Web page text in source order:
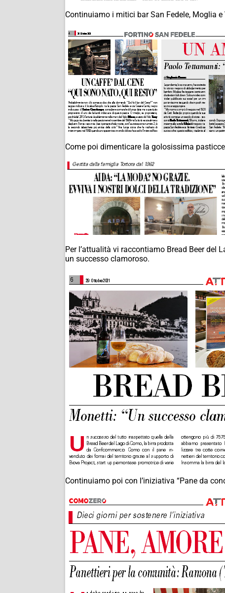
Continuiamo i mitici bar San Fedele, Moglia e
Come poi dimenticare la golosissima
Per l’attualità vi raccontiamo Bread Beer del
un successo clamoroso.
Continuiamo poi con l’iniziativa “Pane da